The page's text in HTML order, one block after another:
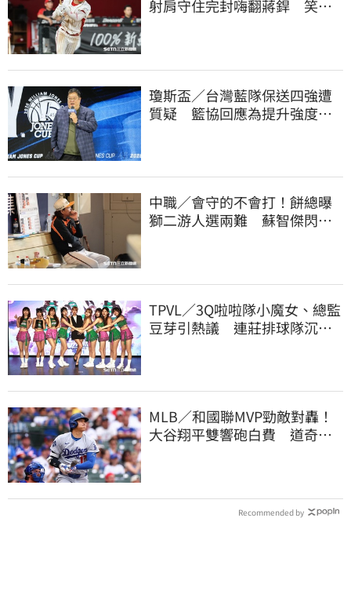
射肩守住完封嗨翻蔣銲 笑談
瓊斯盃／台灣藍隊保送四強遭
質疑 籃協回應為提升強度！
中職／會守的不會打！餅總曝
獅二游人選兩難 蘇智傑閃到
TPVL／3Q啦啦隊小魔女、總監
豆芽引熱議 連莊排球隊沉默6
MLB／和國聯MVP勁敵對轟！
大谷翔平雙響砲白費 道奇連2
Recommended by